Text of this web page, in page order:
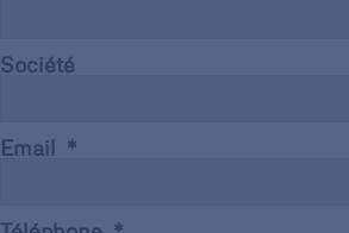
Société
Email